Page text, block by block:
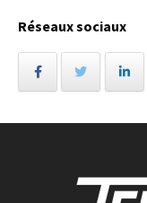
Réseaux sociaux